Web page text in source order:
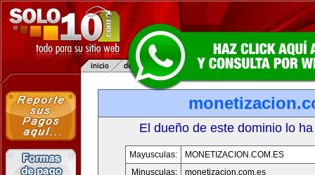
El dueño de este dominio lo
Mayusculas:
MONETIZACION.COM.ES
Minusculas:
monetizacion.com.es